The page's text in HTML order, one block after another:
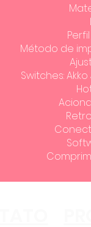
​Método de
Switches: